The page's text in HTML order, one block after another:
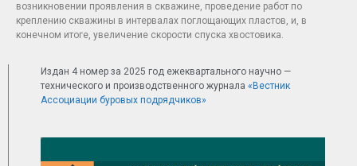
возникновении проявления в скважине, проведение работ по
креплению скважины в интервалах поглощающих пластов, и, в
конечном итоге, увеличение скорости спуска хвостовика.
Издан 4 номер за 2025 год ежеквартального научно —
технического и производственного журнала «Вестник
Ассоциации буровых подрядчиков»